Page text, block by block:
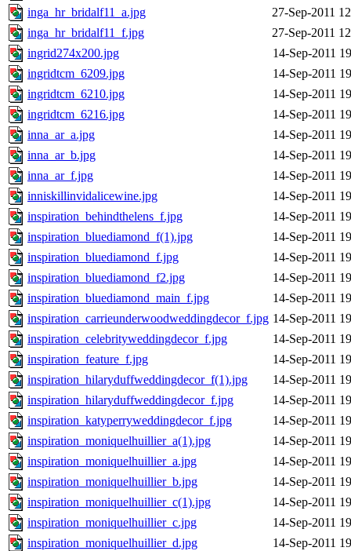
inga_hr_bridalf11_a.jpg
27-Sep-2011
inga_hr_bridalf11_f.jpg
27-Sep-2011
ingrid274x200.jpg
14-Sep-2011
ingridtcm_6209.jpg
14-Sep-2011
ingridtcm_6210.jpg
14-Sep-2011
ingridtcm_6216.jpg
14-Sep-2011
inna_ar_a.jpg
14-Sep-2011
inna_ar_b.jpg
14-Sep-2011
inna_ar_f.jpg
14-Sep-2011
inniskillinvidalicewine.jpg
14-Sep-2011
inspiration_behindthelens_f.jpg
14-Sep-2011
inspiration_bluediamond_f(1).jpg
14-Sep-2011
inspiration_bluediamond_f.jpg
14-Sep-2011
inspiration_bluediamond_f2.jpg
14-Sep-2011
inspiration_bluediamond_main_f.jpg
14-Sep-2011
inspiration_carrieunderwoodweddingdecor_f.jpg 14-Sep-2011
inspiration_celebrityweddingdecor_f.jpg
14-Sep-2011
inspiration_feature_f.jpg
14-Sep-2011
inspiration_hilaryduffweddingdecor_f(1).jpg
14-Sep-2011
inspiration_hilaryduffweddingdecor_f.jpg
14-Sep-2011
inspiration_katyperryweddingdecor_f.jpg
14-Sep-2011
inspiration_moniquelhuillier_a(1).jpg
14-Sep-2011
inspiration_moniquelhuillier_a.jpg
14-Sep-2011
inspiration_moniquelhuillier_b.jpg
14-Sep-2011
inspiration_moniquelhuillier_c(1).jpg
14-Sep-2011
inspiration_moniquelhuillier_c.jpg
14-Sep-2011
inspiration_moniquelhuillier_d.jpg
14-Sep-2011